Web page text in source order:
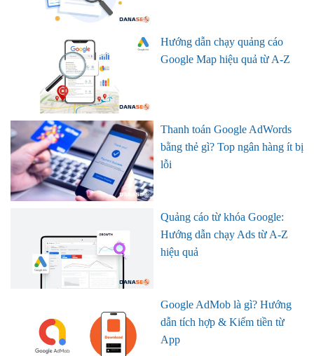
Hướng dẫn chạy quảng cáo
Google Map hiệu quả từ A-Z
Thanh toán Google AdWords
bằng thẻ gì? Top ngân hàng ít bị
lỗi
Quảng cáo từ khóa Google:
Hướng dẫn chạy Ads từ A-Z
hiệu quả
Google AdMob là gì? Hướng
dẫn tích hợp & Kiếm tiền từ
App